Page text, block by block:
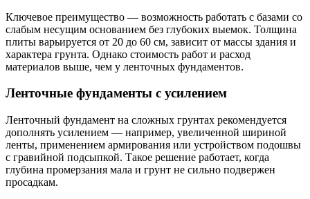
Ключевое преимущество — возможность работать с базами со
слабым несущим основанием без глубоких выемок. Толщина
плиты варьируется от 20 до 60 см, зависит от массы здания и
характера грунта. Однако стоимость работ и расход
материалов выше, чем у ленточных фундаментов.
Ленточные фундаменты с усилением
Ленточный фундамент на сложных грунтах рекомендуется
дополнять усилением — например, увеличенной шириной
ленты, применением армирования или устройством подошвы
с гравийной подсыпкой. Такое решение работает, когда
глубина промерзания мала и грунт не сильно подвержен
просадкам.